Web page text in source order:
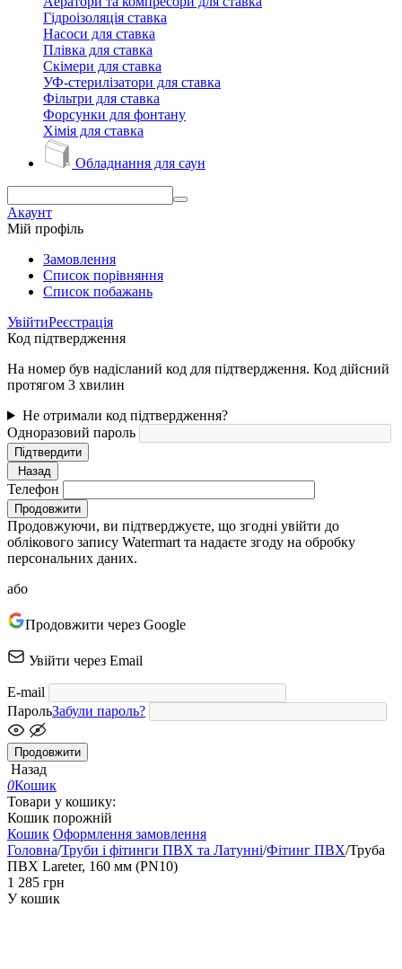
Гідроізоляція ставка
Насоси для ставка
Плівка для ставка
Скімери для ставка
УФ-стерилізатори для ставка
Фільтри для ставка
Форсунки для фонтану
Хімія для ставка
Обладнання для саун
Акаунт
Мій профіль
Замовлення
Cписок порівняння
Список побажань
УвійтиРеєстрація
Код підтвердження
На номер був надісланий код для підтвердження. Код дійсний
протягом 3 хвилин
Не отримали код підтвердження?
Одноразовий пароль
Підтвердити
Назад
Телефон
Продовжити
Продовжуючи, ви підтверджуєте, що згодні увійти до
облікового запису Watermart та надаєте згоду на обробку
персональних даних.
або
Продовжити через Google
Увійти через Email
E-mail
ПарольЗабули пароль?
Продовжити
Назад
0Кошик
Товари у кошику:
Кошик порожній
Кошик Оформлення замовлення
Головна/Труби і фітинги ПВХ та Латунні/Фітинг ПВХ/Труба
ПВХ Lareter, 160 мм (PN10)
‍1 285‍ грн
У кошик